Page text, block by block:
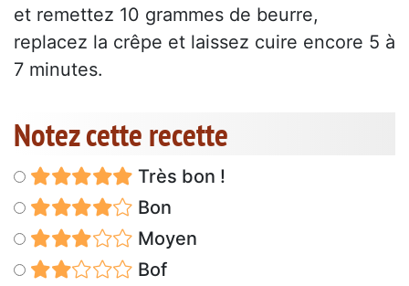
et remettez 10 grammes de beurre,
replacez la crêpe et laissez cuire encore 5 à
7 minutes.
Notez cette recette
Très bon !
Bon
Moyen
Bof